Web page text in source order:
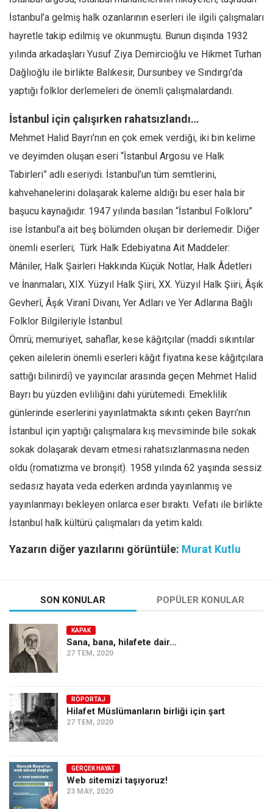
İstanbul’a gelmiş halk ozanlarının eserleri ile ilgili çalışmaları
hayretle takip edilmiş ve okunmuştu. Bunun dışında 1932
yılında arkadaşları Yusuf Ziya Demircioğlu ve Hikmet Turhan
Dağlıoğlu ile birlikte Balıkesir, Dursunbey ve Sındırgı’da
yaptığı folklor derlemeleri de önemli çalışmalardandı.
İstanbul için çalışırken rahatsızlandı…
Mehmet Halid Bayrı’nın en çok emek verdiği, iki bin kelime
ve deyimden oluşan eseri “İstanbul Argosu ve Halk
Tabirleri” adlı eseriydi. İstanbul’un tüm semtlerini,
kahvehanelerini dolaşarak kaleme aldığı bu eser hala bir
başucu kaynağıdır. 1947 yılında basılan “İstanbul Folkloru”
ise İstanbul’a ait beş bölümden oluşan bir derlemedir. Diğer
önemli eserleri; Türk Halk Edebiyatına Ait Maddeler:
Mâniler, Halk Şairleri Hakkında Küçük Notlar, Halk Âdetleri
ve İnanmaları, XIX. Yüzyıl Halk Şiiri, XX. Yüzyıl Halk Şiiri, Âşık
Gevherî, Âşık Viranî Divanı, Yer Adları ve Yer Adlarına Bağlı
Folklor Bilgileriyle İstanbul.
Ömrü; memuriyet, sahaflar, kese kâğıtçılar (maddi sıkıntılar
çeken ailelerin önemli eserleri kâğıt fiyatına kese kâğıtçılara
sattığı bilinirdi) ve yayıncılar arasında geçen Mehmet Halid
Bayrı bu yüzden evliliğini dahi yürütemedi. Emeklilik
günlerinde eserlerini yayınlatmakta sıkıntı çeken Bayrı’nın
İstanbul için yaptığı çalışmalara kış mevsiminde bile sokak
sokak dolaşarak devam etmesi rahatsızlanmasına neden
oldu (romatizma ve bronşit). 1958 yılında 62 yaşında sessiz
sedasız hayata veda ederken ardında yayınlanmış ve
yayınlanmayı bekleyen onlarca eser bıraktı. Vefatı ile birlikte
İstanbul halk kültürü çalışmaları da yetim kaldı.
Yazarın diğer yazılarını görüntüle: Murat Kutlu
SON KONULAR POPÜLER KONULAR
KAPAK
Sana, bana, hilafete dair…
27 TEM, 2020
RÖPORTAJ
Hilafet Müslümanların birliği için şart
27 TEM, 2020
GERÇEK HAYAT
Web sitemizi taşıyoruz!
23 MAY, 2020